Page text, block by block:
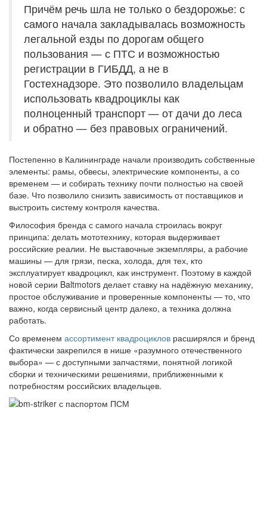
Причём речь шла не только о бездорожье: с
самого начала закладывалась возможность
легальной езды по дорогам общего
пользования — с ПТС и возможностью
регистрации в ГИБДД, а не в
Гостехнадзоре. Это позволило владельцам
использовать квадроциклы как
полноценный транспорт — от дачи до леса
и обратно — без правовых ограничений.
Постепенно в Калининграде начали производить собственные
элементы: рамы, обвесы, электрические компоненты, а со
временем — и собирать технику почти полностью на своей
базе. Что позволило снизить зависимость от поставщиков и
выстроить систему контроля качества.
Философия бренда с самого начала строилась вокруг
принципа: делать мототехнику, которая выдерживает
российские реалии. Не выставочные экземпляры, а рабочие
машины — для грязи, песка, холода, для тех, кто
эксплуатирует квадроцикл, как инструмент. Поэтому в каждой
новой серии Baltmotors делает ставку на надёжную механику,
простое обслуживание и проверенные компоненты — то, что
важно, когда сервисный центр далеко, а техника должна
работать.
Со временем ассортимент квадроциклов расширялся и бренд
фактически закрепился в нише «разумного отечественного
выбора» — с доступными запчастями, понятной логикой
сборки и техническими решениями, приближенными к
потребностям российских владельцев.